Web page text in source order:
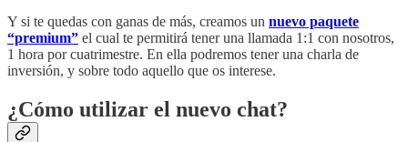
Y si te quedas con ganas de más, creamos un nuevo paquete
“premium” el cual te permitirá tener una llamada 1:1 con nosotros,
1 hora por cuatrimestre. En ella podremos tener una charla de
inversión, y sobre todo aquello que os interese.
¿Cómo utilizar el nuevo chat?